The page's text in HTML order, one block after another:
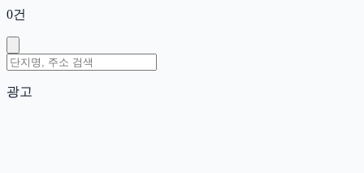
0건
광고